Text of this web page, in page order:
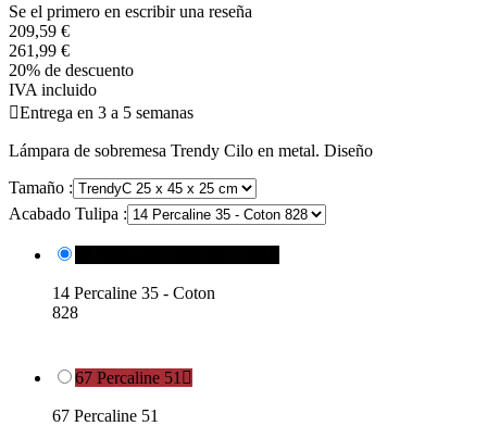
Se el primero en escribir una reseña
209,59 €
261,99 €
20% de descuento
IVA incluido
Entrega en 3 a 5 semanas
Lámpara de sobremesa Trendy Cilo en metal. Diseño
Tamaño :
Acabado Tulipa :
14 Percaline 35 - Coton
828
67 Percaline 51 
67 Percaline 51